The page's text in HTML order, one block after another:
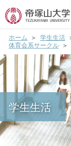
帝塚山大学について
学部・大学院
学生生活
国際交流
研究・社会貢献
ホーム 学生生活
体育会系サークル
学生生活